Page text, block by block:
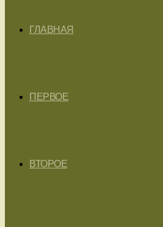
ГЛАВНАЯ
ПЕРВОЕ
ВТОРОЕ